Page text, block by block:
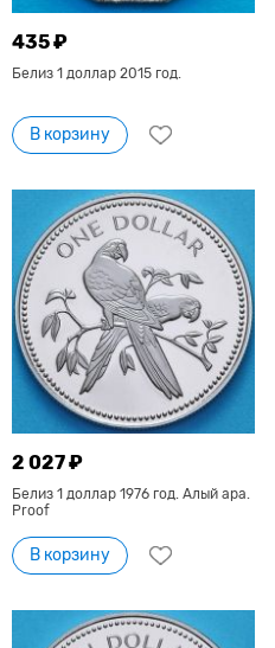
435 ₽
Белиз 1 доллар 2015 год.
В корзину
2 027 ₽
Белиз 1 доллар 1976 год. Алый ара.
Proof
В корзину